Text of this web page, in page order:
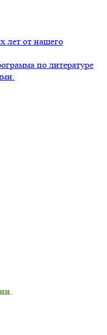
лет от нашего
по литературе